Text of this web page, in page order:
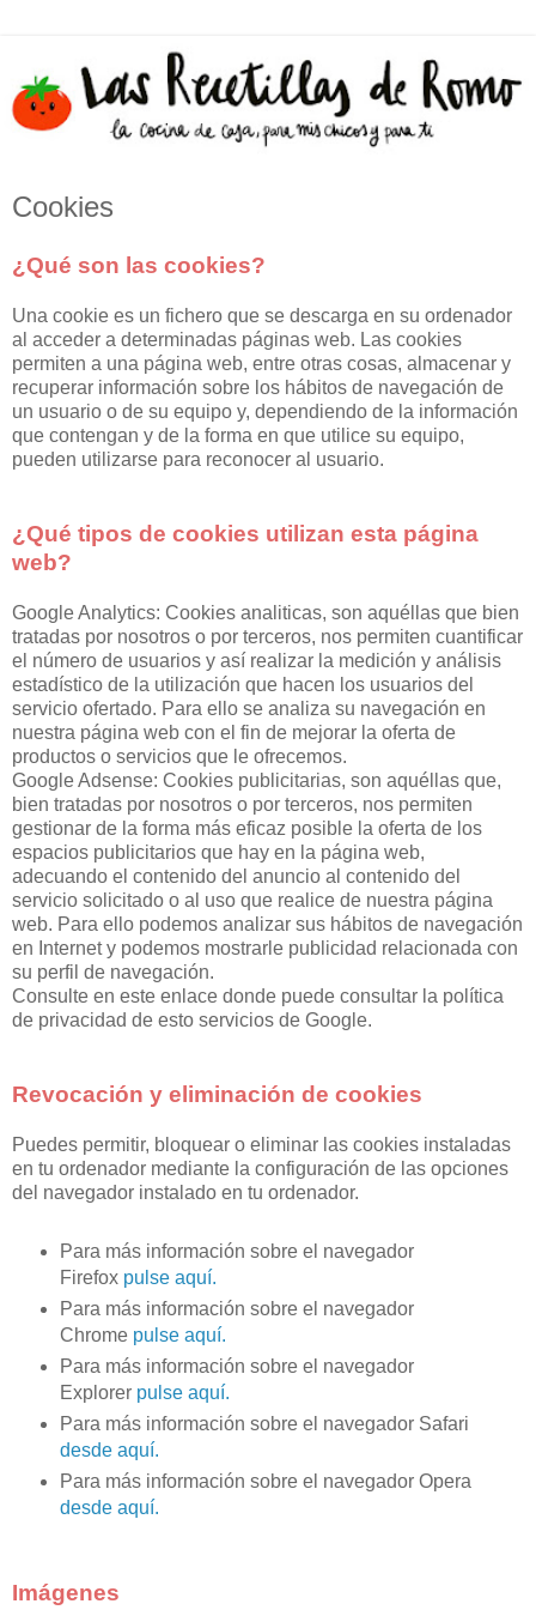
Cookies
¿Qué son las cookies?
Una cookie es un fichero que se descarga en su ordenador
al acceder a determinadas páginas web. Las cookies
permiten a una página web, entre otras cosas, almacenar y
recuperar información sobre los hábitos de navegación de
un usuario o de su equipo y, dependiendo de la información
que contengan y de la forma en que utilice su equipo,
pueden utilizarse para reconocer al usuario.
¿Qué tipos de cookies utilizan esta página
web?
Google Analytics: Cookies analiticas, son aquéllas que bien
tratadas por nosotros o por terceros, nos permiten cuantificar
el número de usuarios y así realizar la medición y análisis
estadístico de la utilización que hacen los usuarios del
servicio ofertado. Para ello se analiza su navegación en
nuestra página web con el fin de mejorar la oferta de
productos o servicios que le ofrecemos.
Google Adsense: Cookies publicitarias, son aquéllas que,
bien tratadas por nosotros o por terceros, nos permiten
gestionar de la forma más eficaz posible la oferta de los
espacios publicitarios que hay en la página web,
adecuando el contenido del anuncio al contenido del
servicio solicitado o al uso que realice de nuestra página
web. Para ello podemos analizar sus hábitos de navegación
en Internet y podemos mostrarle publicidad relacionada con
su perfil de navegación.
Consulte en este enlace donde puede consultar la política
de privacidad de esto servicios de Google.
Revocación y eliminación de cookies
Puedes permitir, bloquear o eliminar las cookies instaladas
en tu ordenador mediante la configuración de las opciones
del navegador instalado en tu ordenador.
Para más información sobre el navegador
Firefox pulse aquí.
Para más información sobre el navegador
Chrome pulse aquí.
Para más información sobre el navegador
Explorer pulse aquí.
Para más información sobre el navegador Safari
desde aquí.
Para más información sobre el navegador Opera
desde aquí.
Imágenes